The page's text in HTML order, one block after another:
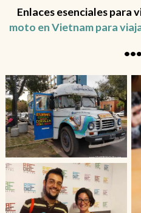
Enlaces esenciales para
moto en Vietnam para